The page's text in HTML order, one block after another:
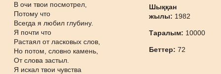
В очи твои посмотрел,
Потому что
Всегда я любил глубину.
Я почти что
Растаял от ласковых слов,
Но потом, словно камень,
От слова застыл.
Я искал твои чувства
Шыққан
жылы: 1982
Таралым: 10000
Беттер:72